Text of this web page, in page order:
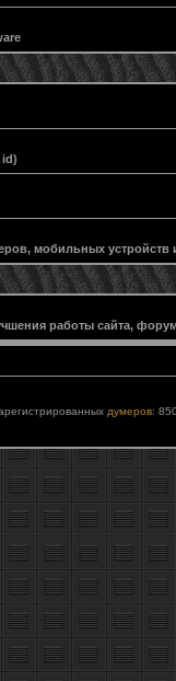
id)
мобильных устройств
работы сайта,
думеров: